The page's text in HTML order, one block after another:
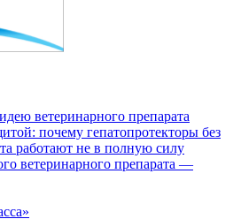
ветеринарного препарата
почему гепатопротекторы без
работают не в полную силу
ветеринарного препарата —